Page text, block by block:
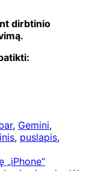
dirbtinio
, Gemini,
, puslapis,
„iPhone“